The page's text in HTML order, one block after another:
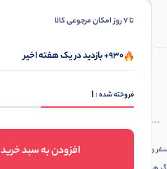
و
تا 7 روز امکان مرجوعی کالا
930+ بازدید در یک هفته اخیر
فروخته شده :1
افزودن به سبد خرید